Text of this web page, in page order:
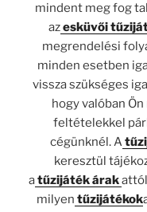
mindent meg fog
azesküvői
megrendelési
minden esetben
vissza szükséges
hogy valóban
feltételekkel
cégünknél. A
keresztül
atűzijáték árak
milyen tűzijátékok